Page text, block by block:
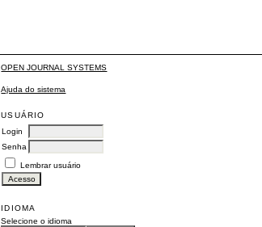
OPEN JOURNAL SYSTEMS
Ajuda do sistema
USUÁRIO
Login
Senha
Lembrar usuário
IDIOMA
Selecione o idioma